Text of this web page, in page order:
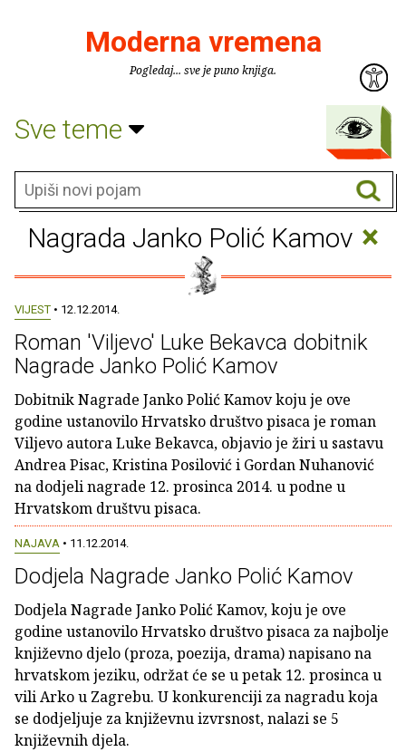
Moderna vremena
Pogledaj... sve je puno knjiga.
Sve teme
Nagrada Janko Polić Kamov ×
VIJEST • 12.12.2014.
Roman 'Viljevo' Luke Bekavca dobitnik
Nagrade Janko Polić Kamov
Dobitnik Nagrade Janko Polić Kamov koju je ove
godine ustanovilo Hrvatsko društvo pisaca je roman
Viljevo autora Luke Bekavca, objavio je žiri u sastavu
Andrea Pisac, Kristina Posilović i Gordan Nuhanović
na dodjeli nagrade 12. prosinca 2014. u podne u
Hrvatskom društvu pisaca.
NAJAVA • 11.12.2014.
Dodjela Nagrade Janko Polić Kamov
Dodjela Nagrade Janko Polić Kamov, koju je ove
godine ustanovilo Hrvatsko društvo pisaca za najbolje
književno djelo (proza, poezija, drama) napisano na
hrvatskom jeziku, održat će se u petak 12. prosinca u
vili Arko u Zagrebu. U konkurenciji za nagradu koja
se dodjeljuje za književnu izvrsnost, nalazi se 5
književnih djela.